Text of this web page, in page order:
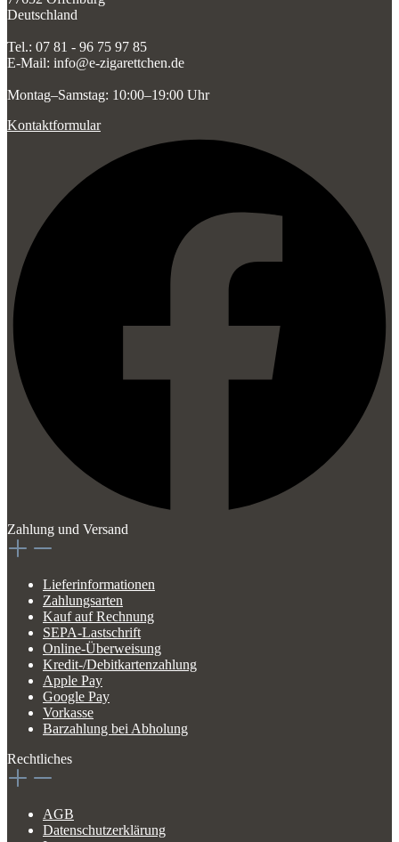
Deutschland
Tel.: 07 81 - 96 75 97 85
E-Mail: info@e-zigarettchen.de
Montag–Samstag: 10:00–19:00 Uhr
Kontaktformular
Zahlung und Versand
Lieferinformationen
Zahlungsarten
Kauf auf Rechnung
SEPA-Lastschrift
Online-Überweisung
Kredit-/Debitkartenzahlung
Apple Pay
Google Pay
Vorkasse
Barzahlung bei Abholung
Rechtliches
AGB
Datenschutzerklärung